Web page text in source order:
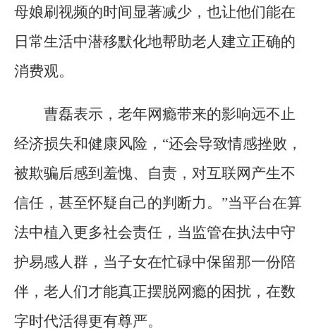
母娘刷视频的时间显著减少，也让他们能在
日常生活中潜移默化地帮助老人建立正确的
消费观。
曹磊表示，老年网瘾带来的影响远不止
经济损失和健康风险，“还会导致情感挫败，
被欺骗后感到羞愧、自责，对互联网产生不
信任，甚至怀疑自己的判断力。”当平台在算
法中植入更多社会责任，当监管在执法中守
护易感人群，当子女在忙碌中保留那一份陪
伴，老人们才能真正摆脱网瘾的困扰，在数
字时代活得更有尊严。